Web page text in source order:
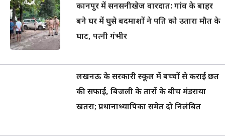
कानपुर में सनसनीखेज वारदात: गांव के बाहर
बने घर में घुसे बदमाशों ने पति को उतारा मौत के
घाट, पत्नी गंभीर
लखनऊ के सरकारी स्कूल में बच्चों से कराई छत
की सफाई, बिजली के तारों के बीच मंडराया
खतरा; प्रधानाध्यापिका समेत दो निलंबित